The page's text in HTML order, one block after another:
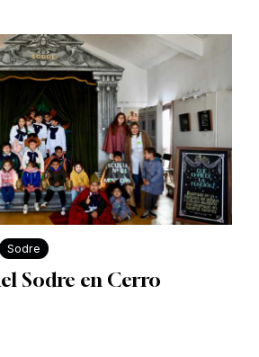
Sodre
Sodre en Cerro